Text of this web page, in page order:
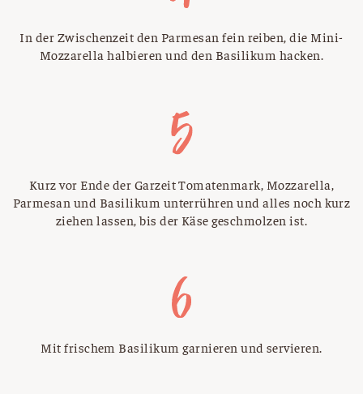
In der Zwischenzeit den Parmesan fein reiben, die Mini-
Mozzarella halbieren und den Basilikum hacken.
Kurz vor Ende der Garzeit Tomatenmark, Mozzarella,
Parmesan und Basilikum unterrühren und alles noch kurz
ziehen lassen, bis der Käse geschmolzen ist.
Mit frischem Basilikum garnieren und servieren.